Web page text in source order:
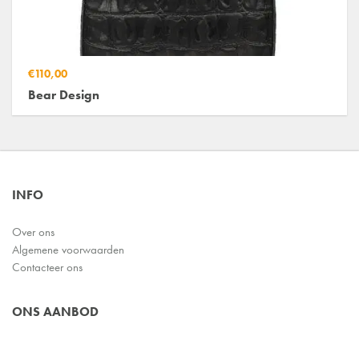
€110,00
Bear Design
INFO
Over ons
Algemene voorwaarden
Contacteer ons
ONS AANBOD